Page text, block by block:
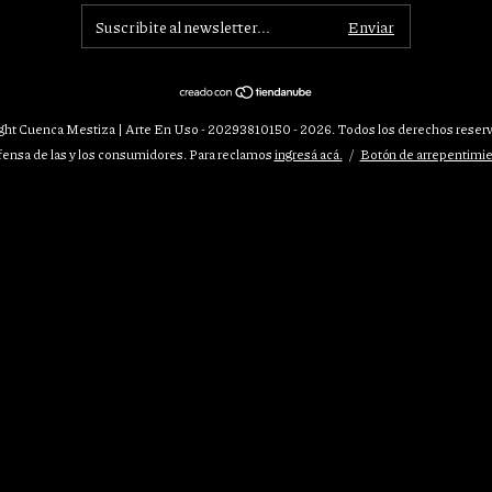
Cuenca Mestiza | Arte En Uso - 20293810150 - 2026. Todos los derechos
de las y los consumidores. Para reclamosingresá acá. / Botón de